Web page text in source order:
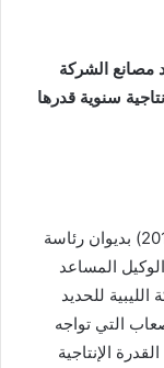
مصانع الشركة
سنوية قدرها
يشار إلى أن اجتماعا عقد الأربعاء (17 أكتوبر 2018) بديوان رئاسة
المساعد
الليبية للحديد
التي تواجه
الإنتاجية